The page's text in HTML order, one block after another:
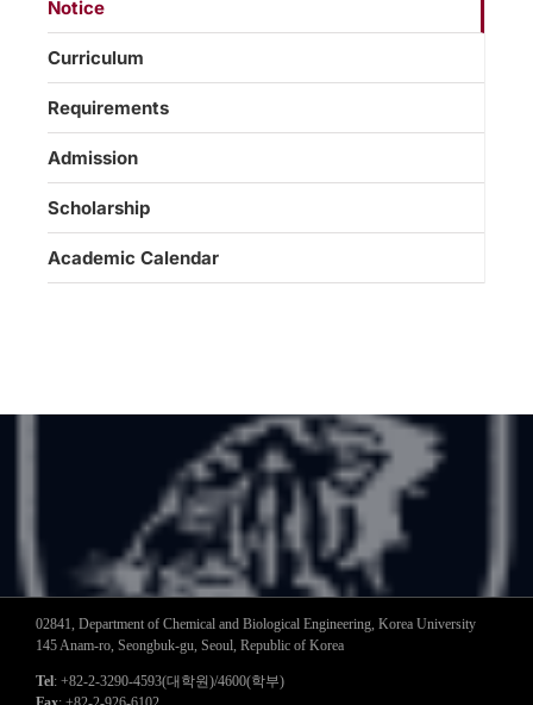
Notice
Curriculum
Requirements
Admission
Scholarship
Academic Calendar
02841, Department of Chemical and Biological Engineering, Korea University
145 Anam-ro, Seongbuk-gu, Seoul, Republic of Korea
Tel: +82-2-3290-4593(대학원)/4600(학부)